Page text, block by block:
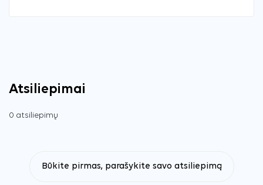
Atsiliepimai
0 atsiliepimų
Būkite pirmas, parašykite savo atsiliepimą